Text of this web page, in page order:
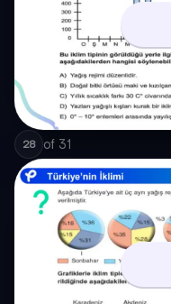
28 of 31